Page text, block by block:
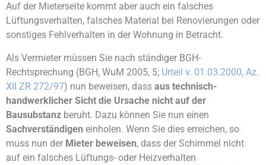
Auf der Mieterseite kommt aber auch ein falsches
Lüftungsverhalten, falsches Material bei Renovierungen oder
sonstiges Fehlverhalten in der Wohnung in Betracht.
Als Vermieter müssen Sie nach ständiger BGH-
Rechtsprechung (BGH, WuM 2005, 5; Urteil v. 01.03.2000, Az.
XII ZR 272/97) nun beweisen, dass aus technisch-
handwerklicher Sicht die Ursache nicht auf der
Bausubstanz beruht. Dazu können Sie nun einen
Sachverständigen einholen. Wenn Sie dies erreichen, so
muss nun der Mieter beweisen, dass der Schimmel nicht
auf ein falsches Lüftungs- oder Heizverhalten